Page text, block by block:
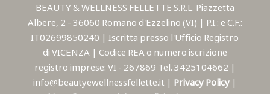
BEAUTY & WELLNESS FELLETTE S.R.L. Piazzetta
Albere, 2 - 36060 Romano d'Ezzelino (VI) | P.I.: e C.F.:
IT02699850240 | Iscritta presso l'Ufficio Registro
di VICENZA | Codice REA o numero iscrizione
registro imprese: VI - 267869 Tel. 3425104662 |
info@beautyewellnessfellette.it | Privacy Policy |